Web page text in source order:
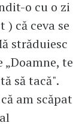
o cu o zi
că ceva se
străduiesc
te
să tacă".
am scăpat